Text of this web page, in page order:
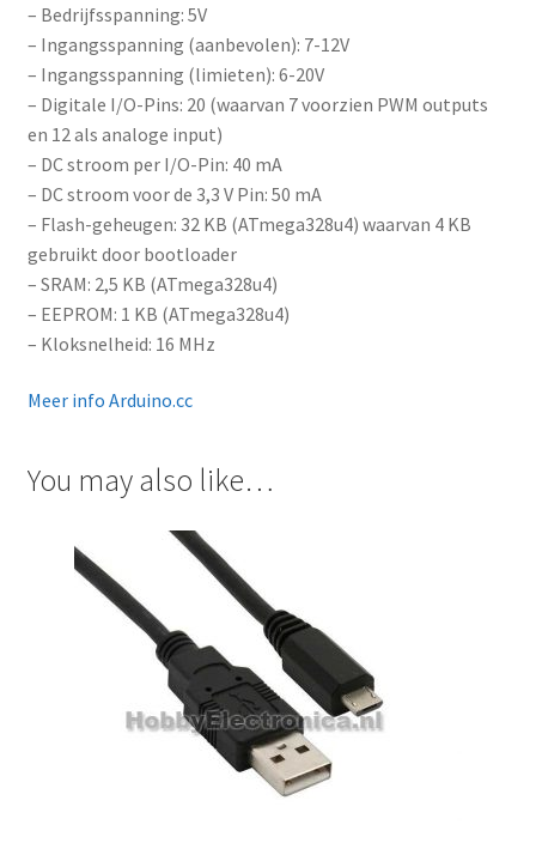
– Bedrijfsspanning: 5V
– Ingangsspanning (aanbevolen): 7-12V
– Ingangsspanning (limieten): 6-20V
– Digitale I/O-Pins: 20 (waarvan 7 voorzien PWM outputs
en 12 als analoge input)
– DC stroom per I/O-Pin: 40 mA
– DC stroom voor de 3,3 V Pin: 50 mA
– Flash-geheugen: 32 KB (ATmega328u4) waarvan 4 KB
gebruikt door bootloader
– SRAM: 2,5 KB (ATmega328u4)
– EEPROM: 1 KB (ATmega328u4)
– Kloksnelheid: 16 MHz
Meer info Arduino.cc
You may also like…